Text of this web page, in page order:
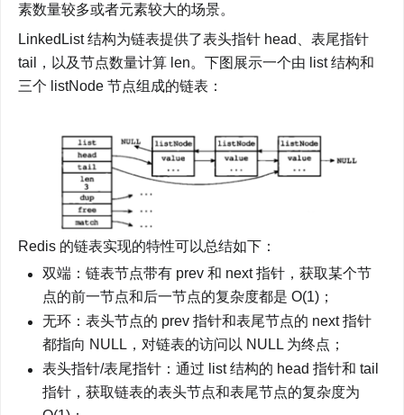
素数量较多或者元素较大的场景。
LinkedList 结构为链表提供了表头指针 head、表尾指针
tail，以及节点数量计算 len。下图展示一个由 list 结构和
三个 listNode 节点组成的链表：
Redis 的链表实现的特性可以总结如下：
双端：链表节点带有 prev 和 next 指针，获取某个节
点的前一节点和后一节点的复杂度都是 O(1)；
无环：表头节点的 prev 指针和表尾节点的 next 指针
都指向 NULL，对链表的访问以 NULL 为终点；
表头指针/表尾指针：通过 list 结构的 head 指针和 tail
指针，获取链表的表头节点和表尾节点的复杂度为